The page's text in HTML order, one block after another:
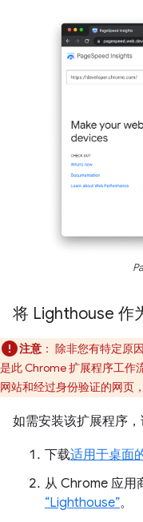
将 Lighthouse 作
注意 ： 除非您有特定原
是此 Chrome 扩展程序工作
网站和经过身份验证的网页
如需安装该扩展程序，
下载适用于桌面
从 Chrome 应用
“Lighthouse”。